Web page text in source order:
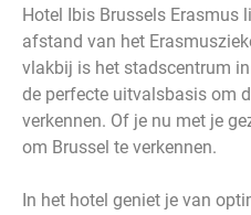
Hotel Ibis Brussels Erasmus
afstand van het
vlakbij is het stadscentrum
de perfecte uitvalsbasis om
verkennen. Of je nu met je
om Brussel te verkennen.
In het hotel geniet je van